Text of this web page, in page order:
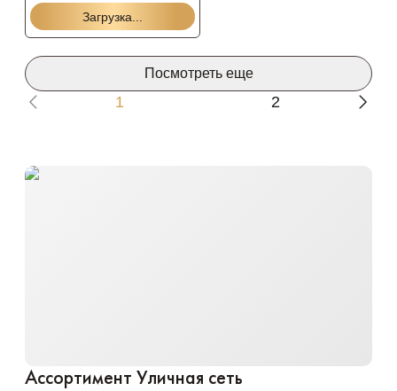
NEON-NIGHT
Загрузка...
Посмотреть еще
1 2
Ассортимент Уличная сеть